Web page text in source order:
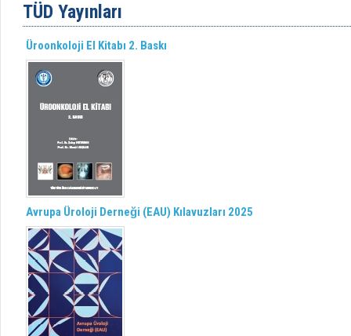
TÜD Yayınları
Üroonkoloji El Kitabı 2. Baskı
Avrupa Üroloji Derneği (EAU) Kılavuzları 2025